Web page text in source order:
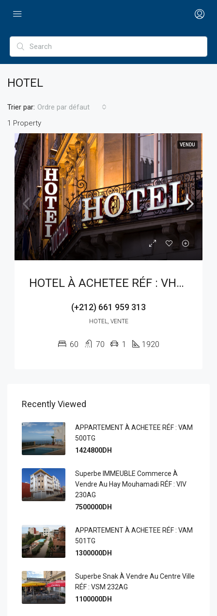
HOTEL
1 Property
Trier par: Ordre par défaut
VENDU
HOTEL À ACHETEE RÉF : VHV 220AG
(+212) 661 959 313
HOTEL, VENTE
60 70 1 1920
Recently Viewed
APPARTEMENT À ACHETEE RÉF : VAM
500TG
1424800DH
Superbe IMMEUBLE Commerce À
Vendre Au Hay Mouhamadi RÉF : VIV
230AG
7500000DH
APPARTEMENT À ACHETEE RÉF : VAM
501TG
1300000DH
Superbe Snak À Vendre Au Centre Ville
RÉF : VSM 232AG
1100000DH